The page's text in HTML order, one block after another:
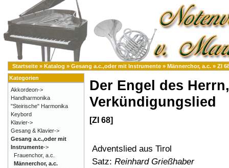
Startseite » Katalog » Gesang a.c.,oder mit Instrumente » Männerchor, a.c. » ZI
Der Engel des Herrn,
Verkündigungslied
[ZI 68]
Adventslied aus Tirol
Satz: Reinhard Grießhaber
Kategorien
Akkordeon->
Handharmonika
"Steirische" Harmonika
Keybord
Klavier->
Gesang & Klavier->
Gesang a.c.,oder mit
Instrumente->
Frauenchor, a.c.
Männerchor, a.c.